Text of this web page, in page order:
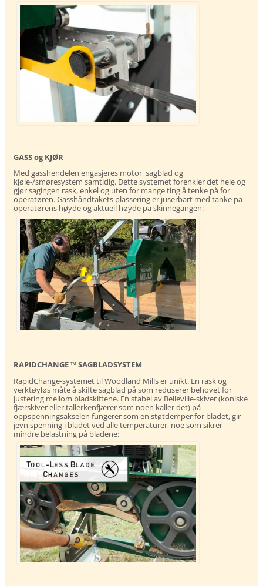
GASS og KJØR
Med gasshendelen engasjeres motor, sagblad og
kjøle-/smøresystem samtidig. Dette systemet forenkler det hele og
gjør sagingen rask, enkel og uten for mange ting å tenke på for
operatøren. Gasshåndtakets plassering er juserbart med tanke på
operatørens høyde og aktuell høyde på skinnegangen:
RAPIDCHANGE ™ SAGBLADSYSTEM
RapidChange-systemet til Woodland Mills er unikt. En rask og
verktøyløs måte å skifte sagblad på som reduserer behovet for
justering mellom bladskiftene. En stabel av Belleville-skiver (koniske
fjærskiver eller tallerkenfjærer som noen kaller det) på
oppspenningsakselen fungerer som en støtdemper for bladet, gir
jevn spenning i bladet ved alle temperaturer, noe som sikrer
mindre belastning på bladene: